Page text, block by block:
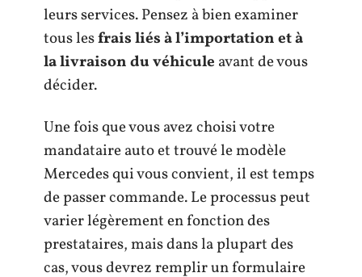
leurs services. Pensez à bien examiner
tous lesfrais liés à l’importation et à
la livraison du véhicule avant de vous
décider.
Une fois que vous avez choisi votre
mandataire auto et trouvé le modèle
Mercedes qui vous convient, il est temps
de passer commande. Le processus peut
varier légèrement en fonction des
prestataires, mais dans la plupart des
cas, vous devrez remplir un formulaire